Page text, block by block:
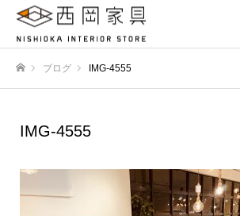
ブログ IMG-4555
IMG-4555